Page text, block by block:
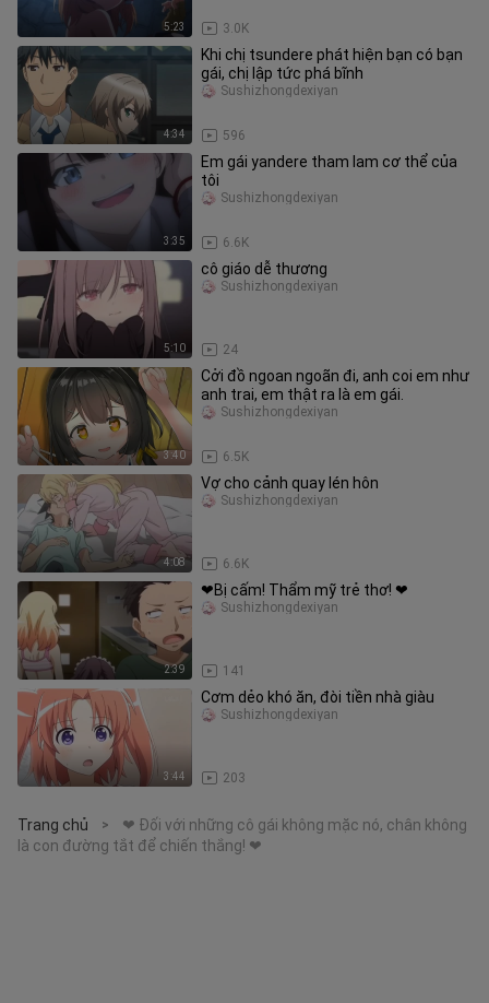
5:23 3.0K
4:34
Khi chị tsundere phát hiện bạn có bạn
gái, chị lập tức phá bĩnh
596
Sushizhongdexiyan
3:35
Em gái yandere tham lam cơ thể của
tôi
6.6K
Sushizhongdexiyan
5:10
cô giáo dễ thương
24
Sushizhongdexiyan
3:40
Cởi đồ ngoan ngoãn đi, anh coi em như
anh trai, em thật ra là em gái.
6.5K
Sushizhongdexiyan
4:08
Vợ cho cảnh quay lén hôn
6.6K
Sushizhongdexiyan
2:39
❤Bị cấm! Thẩm mỹ trẻ thơ! ❤
141
Sushizhongdexiyan
3:44
Cơm dẻo khó ăn, đòi tiền nhà giàu
203
Sushizhongdexiyan
Trang chủ >
❤ Đối với những cô gái không mặc nó, chân không
là con đường tắt để chiến thắng! ❤